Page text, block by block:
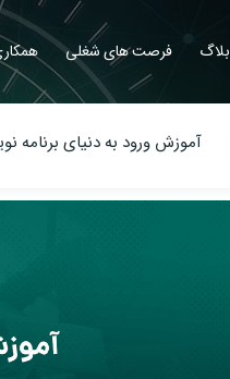
بلاگ فرصت های شغلی
آموزش ورود به دنیای برنامه